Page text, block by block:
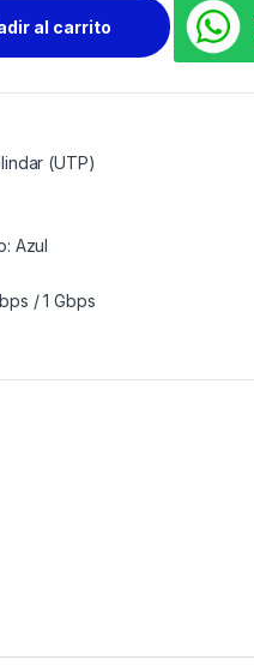
al carrito
(UTP)
Azul
/ 1 Gbps